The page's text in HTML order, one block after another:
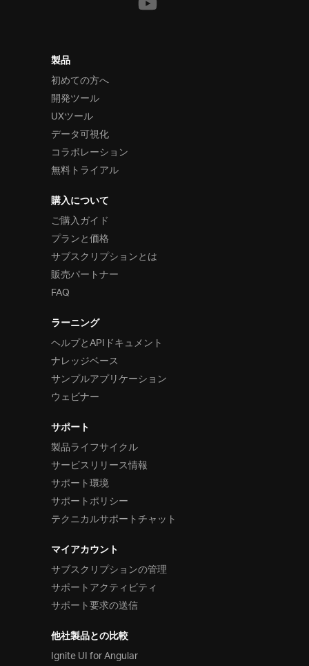
製品
初めての方へ
開発ツール
UXツール
データ可視化
コラボレーション
無料トライアル
購入について
ご購入ガイド
プランと価格
サブスクリプションとは
販売パートナー
FAQ
ラーニング
ヘルプとAPIドキュメント
ナレッジベース
サンプルアプリケーション
ウェビナー
サポート
製品ライフサイクル
サービスリリース情報
サポート環境
サポートポリシー
テクニカルサポートチャット
マイアカウント
サブスクリプションの管理
サポートアクティビティ
サポート要求の送信
他社製品との比較
Ignite UI for Angular